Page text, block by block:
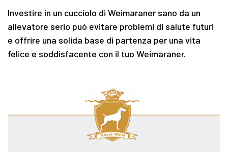
Investire in un cucciolo di Weimaraner sano da un
allevatore serio può evitare problemi di salute futuri
e offrire una solida base di partenza per una vita
felice e soddisfacente con il tuo Weimaraner.